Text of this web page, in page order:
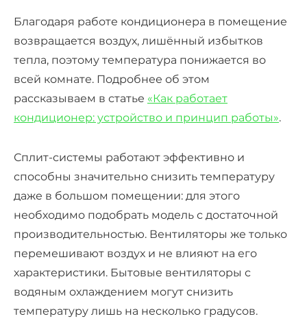
Благодаря работе кондиционера в помещение
возвращается воздух, лишённый избытков
тепла, поэтому температура понижается во
всей комнате. Подробнее об этом
рассказываем в статье «Как работает
кондиционер: устройство и принцип работы».
Сплит-системы работают эффективно и
способны значительно снизить температуру
даже в большом помещении: для этого
необходимо подобрать модель с достаточной
производительностью. Вентиляторы же только
перемешивают воздух и не влияют на его
характеристики. Бытовые вентиляторы с
водяным охлаждением могут снизить
температуру лишь на несколько градусов.